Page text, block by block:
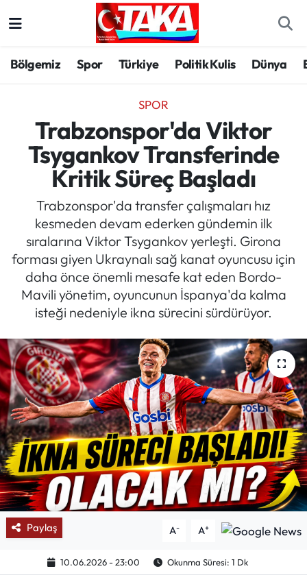
Bölgemiz Spor Türkiye Politik Kulis Dünya
SPOR
Trabzonspor'da Viktor
Tsygankov Transferinde
Kritik Süreç Başladı
Trabzonspor'da transfer çalışmaları hız
kesmeden devam ederken gündemin ilk
sıralarına Viktor Tsygankov yerleşti. Girona
forması giyen Ukraynalı sağ kanat oyuncusu için
daha önce önemli mesafe kat eden Bordo-
Mavili yönetim, oyuncunun İspanya'da kalma
isteği nedeniyle ikna sürecini sürdürüyor.
Paylaş A- A+
10.06.2026 - 23:00 Okunma Süresi: 1 Dk
Spor
Türkiye
Kültür/Sanat
Politika
Politik Kulis
Dünya
Magazin
Röportaj
Manşet
Köşe Yazıları
Karikatür Galeri
BIK
ASTROLOJİ
Spor Yazıları
Trabzon Hava Durumu
Trabzon Trafik Yoğunluk Haritası
Süper Lig Puan Durumu ve Fikstür
Tüm Manşetler
Son Dakika Haberleri
Haber Arşivi